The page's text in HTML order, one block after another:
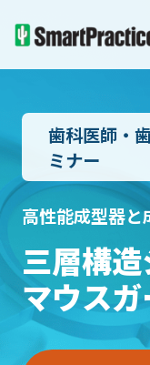
歯科医師・
ミナー
高性能成型器と
三層構
マウス